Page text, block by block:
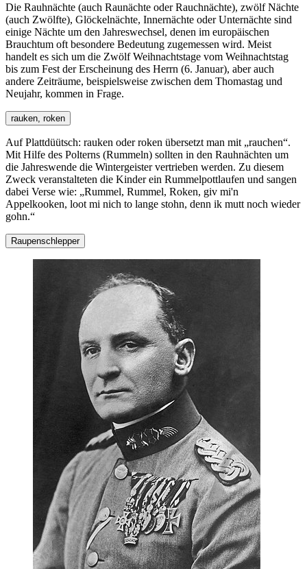
Die Rauhnächte (auch Raunächte oder Rauchnächte), zwölf Nächte
(auch Zwölfte), Glöckelnächte, Innernächte oder Unternächte sind
einige Nächte um den Jahreswechsel, denen im europäischen
Brauchtum oft besondere Bedeutung zugemessen wird. Meist
handelt es sich um die Zwölf Weihnachtstage vom Weihnachtstag
bis zum Fest der Erscheinung des Herrn (6. Januar), aber auch
andere Zeiträume, beispielsweise zwischen dem Thomastag und
Neujahr, kommen in Frage.
rauken, roken
Auf Plattdüütsch: rauken oder roken übersetzt man mit rauchen .
Mit Hilfe des Polterns (Rummeln) sollten in den Rauhnächten um
die Jahreswende die Wintergeister vertrieben werden. Zu diesem
Zweck veranstalteten die Kinder ein Rummelpottlaufen und sangen
dabei Verse wie:
Rummel, Rummel, Roken, giv mi'n
Appelkooken, loot mi nich to lange stohn, denn ik mutt noch wieder
gohn.
Raupenschlepper